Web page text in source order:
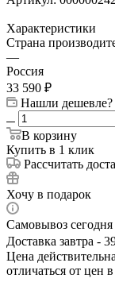
Характеристики
Страна
—
Россия
33 590 ₽
Нашли дешевле?
В корзину
Купить в 1 клик
Рассчитать
Хочу в подарок
Самовывоз сегодня
Доставка завтра -
Цена
отличаться от цен